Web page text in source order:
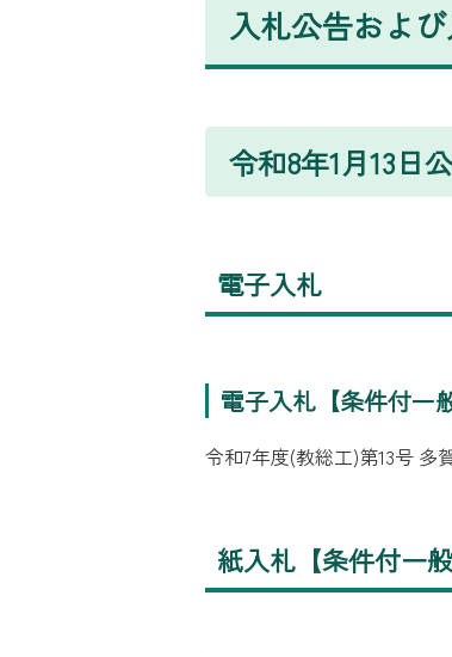
入札公告およ
令和8年1月13日
電子入札
電子入札【条件付一
令和7年度(教総工)第13号
紙入札【条件付一